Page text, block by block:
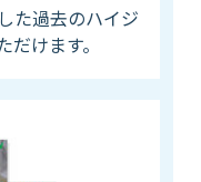
た過去のハイジ
けます。